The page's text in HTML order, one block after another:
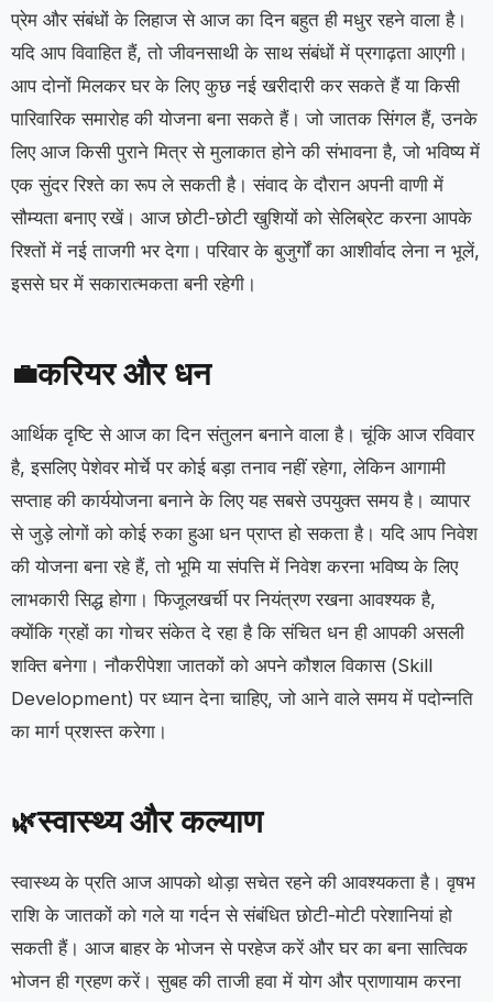
प्रेम और संबंधों के लिहाज से आज का दिन बहुत ही मधुर रहने वाला है।
यदि आप विवाहित हैं, तो जीवनसाथी के साथ संबंधों में प्रगाढ़ता आएगी।
आप दोनों मिलकर घर के लिए कुछ नई खरीदारी कर सकते हैं या किसी
पारिवारिक समारोह की योजना बना सकते हैं। जो जातक सिंगल हैं, उनके
लिए आज किसी पुराने मित्र से मुलाकात होने की संभावना है, जो भविष्य में
एक सुंदर रिश्ते का रूप ले सकती है। संवाद के दौरान अपनी वाणी में
सौम्यता बनाए रखें। आज छोटी-छोटी खुशियों को सेलिब्रेट करना आपके
रिश्तों में नई ताजगी भर देगा। परिवार के बुजुर्गों का आशीर्वाद लेना न भूलें,
इससे घर में सकारात्मकता बनी रहेगी।
💼करियर और धन
आर्थिक दृष्टि से आज का दिन संतुलन बनाने वाला है। चूंकि आज रविवार
है, इसलिए पेशेवर मोर्चे पर कोई बड़ा तनाव नहीं रहेगा, लेकिन आगामी
सप्ताह की कार्ययोजना बनाने के लिए यह सबसे उपयुक्त समय है। व्यापार
से जुड़े लोगों को कोई रुका हुआ धन प्राप्त हो सकता है। यदि आप निवेश
की योजना बना रहे हैं, तो भूमि या संपत्ति में निवेश करना भविष्य के लिए
लाभकारी सिद्ध होगा। फिजूलखर्ची पर नियंत्रण रखना आवश्यक है,
क्योंकि ग्रहों का गोचर संकेत दे रहा है कि संचित धन ही आपकी असली
शक्ति बनेगा। नौकरीपेशा जातकों को अपने कौशल विकास (Skill
Development) पर ध्यान देना चाहिए, जो आने वाले समय में पदोन्नति
का मार्ग प्रशस्त करेगा।
🌿स्वास्थ्य और कल्याण
स्वास्थ्य के प्रति आज आपको थोड़ा सचेत रहने की आवश्यकता है। वृषभ
राशि के जातकों को गले या गर्दन से संबंधित छोटी-मोटी परेशानियां हो
सकती हैं। आज बाहर के भोजन से परहेज करें और घर का बना सात्विक
भोजन ही ग्रहण करें। सुबह की ताजी हवा में योग और प्राणायाम करना